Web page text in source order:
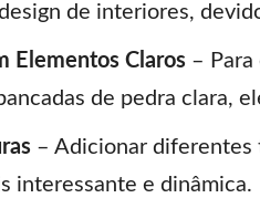
de interiores,
Elementos Claros –
de pedra clara,
– Adicionar diferentes
interessante e dinâmica.